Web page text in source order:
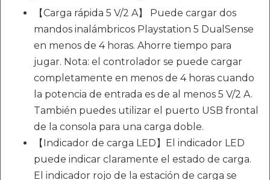
【Carga rápida 5 V/2 A】 Puede cargar dos
mandos inalámbricos Playstation 5 DualSense
en menos de 4 horas. Ahorre tiempo para
jugar. Nota: el controlador se puede cargar
completamente en menos de 4 horas cuando
la potencia de entrada es de al menos 5 V/2 A.
También puedes utilizar el puerto USB frontal
de la consola para una carga doble.
【Indicador de carga LED】El indicador LED
puede indicar claramente el estado de carga.
El indicador rojo de la estación de carga se